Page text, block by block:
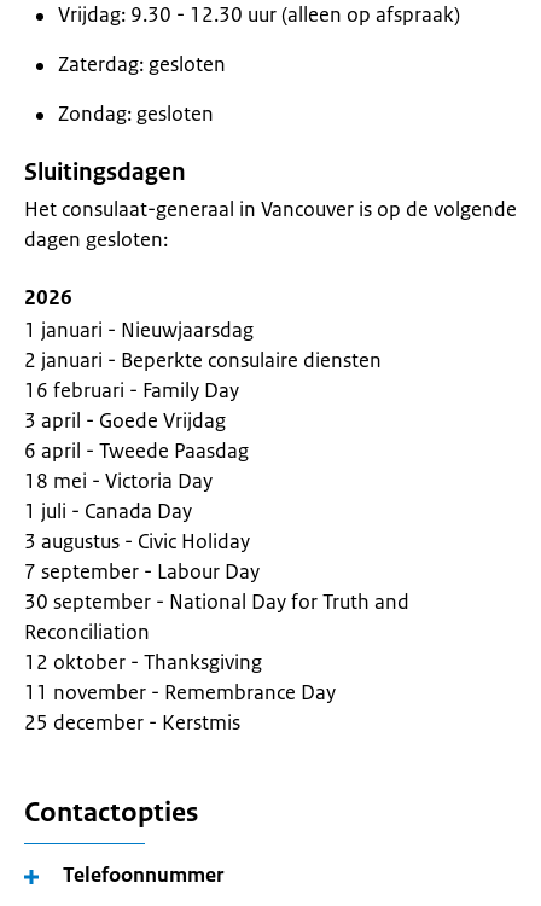
Vrijdag: 9.30 - 12.30 uur (alleen op afspraak)
Zaterdag: gesloten
Zondag: gesloten
Sluitingsdagen
Het consulaat-generaal in Vancouver is op de volgende
dagen gesloten:
2026
1 januari - Nieuwjaarsdag
2 januari - Beperkte consulaire diensten
16 februari - Family Day
3 april - Goede Vrijdag
6 april - Tweede Paasdag
18 mei - Victoria Day
1 juli - Canada Day
3 augustus - Civic Holiday
7 september - Labour Day
30 september - National Day for Truth and
Reconciliation
12 oktober - Thanksgiving
11 november - Remembrance Day
25 december - Kerstmis
Contactopties
Telefoonnummer